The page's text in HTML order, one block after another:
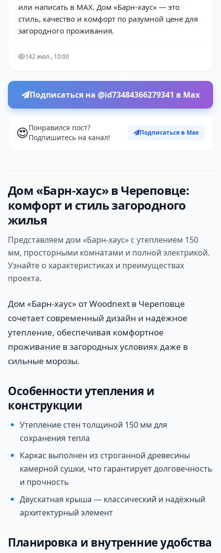
или написать в MAX. Дом «Барн-хаус» — это
стиль, качество и комфорт по разумной цене для
загородного проживания.
142 июл., 10:00
Подписаться на @id73484366279341 в Max
😍Понравился пост?
Подпишитесь на канал!
Подписаться в Max
Дом «Барн-хаус» в Череповце:
комфорт и стиль загородного
жилья
Представляем дом «Барн-хаус» с утеплением 150
мм, просторными комнатами и полной электрикой.
Узнайте о характеристиках и преимуществах
проекта.
Дом «Барн-хаус» от Woodnext в Череповце
сочетает современный дизайн и надёжное
утепление, обеспечивая комфортное
проживание в загородных условиях даже в
сильные морозы.
Особенности утепления и
конструкции
Утепление стен толщиной 150 мм для
сохранения тепла
Каркас выполнен из строганной древесины
камерной сушки, что гарантирует долговечность
и прочность
Двускатная крыша — классический и надёжный
архитектурный элемент
Планировка и внутренние удобства